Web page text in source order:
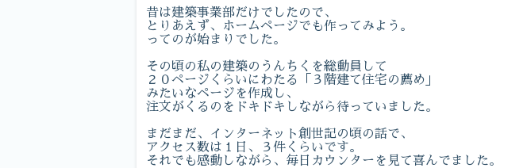
昔は建築事業部だけでしたので、
とりあえず、ホームページでも作ってみよう。
ってのが始まりでした。
その頃の私の建築のうんちくを総動員して
２０ページくらいにわたる「３階建て住宅の薦め」
みたいなページを作成し、
注文がくるのをドキドキしながら待っていました。
まだまだ、インターネット創世記の頃の話で、
アクセス数は１日、３件くらいです。
それでも感動しながら、毎日カウンターを見て喜んでました。